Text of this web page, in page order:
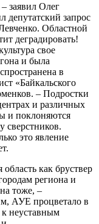
заявил Олег
депутатский запрос
Областной
деградировать!
свое
и была
в
«Байкальского
– Подростки
и различных
и поклоняются
это явление
как бруствер
региона и
тоже, –
АУЕ процветало в
к неуставным